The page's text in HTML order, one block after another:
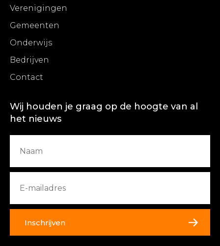
Verenigingen
Gemeenten
Onderwijs
Bedrijven
Contact
Wij houden je graag op de hoogte van al
het nieuws
Inschrijven